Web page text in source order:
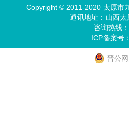
Copyright © 2011-2020 太原市
通讯地址：山西
咨询热线
ICP备案号
晋公